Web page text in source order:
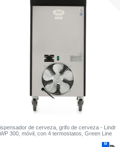
de cerveza, grifo de cerveza - Lindr
300, móvil, con 4 termostatos, Green Line